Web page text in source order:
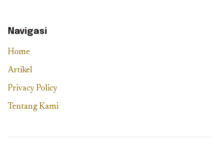
Navigasi
Home
Artikel
Privacy Policy
Tentang Kami